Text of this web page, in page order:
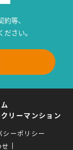
等、
さい。
リーマンション
シーポリシー